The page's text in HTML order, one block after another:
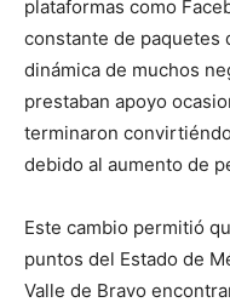
plataformas como
constante de paquetes
dinámica de muchos
prestaban apoyo
terminaron
debido al aumento de
Este cambio permitió
puntos del Estado de
Valle de Bravo